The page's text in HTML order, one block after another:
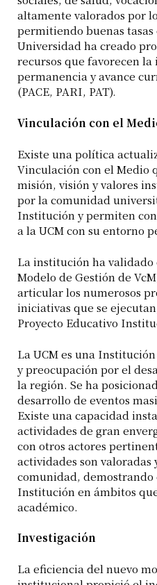
altamente valorados por
permitiendo buenas
Universidad ha creado
recursos que favorecen
permanencia y avance
(PACE, PARI, PAT).
Vinculación con el
Existe una política
Vinculación con el Medio
misión, visión y valores
por la comunidad
Institución y permiten
a la UCM con su entorno
La institución ha
Modelo de Gestión de
articular los numerosos
iniciativas que se
Proyecto Educativo
La UCM es una
y preocupación por el
la región. Se ha
desarrollo de eventos
Existe una capacidad
actividades de gran
con otros actores
actividades son valoradas
comunidad, demostrando
Institución en ámbitos
académico.
Investigación
La eficiencia del nuevo